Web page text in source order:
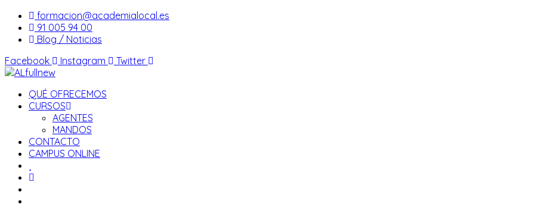
Saltar
contenido
formacion@academialocal.es
91 005 94 00
Blog / Noticias
Facebook
Instagram Twitter
QUÉ OFRECEMOS
CURSOS
AGENTES
MANDOS
CONTACTO
CAMPUS ONLINE